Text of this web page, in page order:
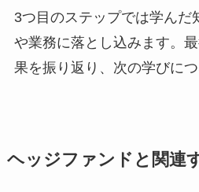
3つ目のステップでは学んだ
や業務に落とし込みます。
果を振り返り、次の学びにつ
ヘッジファンドと関連